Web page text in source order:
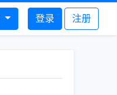
登录 注册